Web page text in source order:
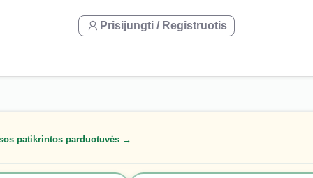
Prisijungti / Registruotis
patikrintos parduotuvės →